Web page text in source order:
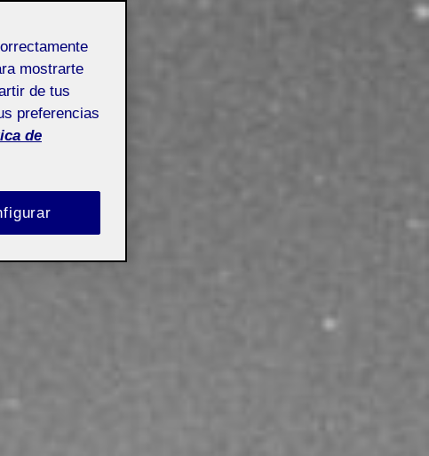
mostrarte
de tus
preferencias
de